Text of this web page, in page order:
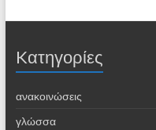
Kατηγορίες
ανακοινώσεις
γλώσσα